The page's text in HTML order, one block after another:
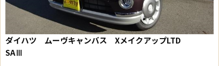
ダイハツ ムーヴキャンバス XメイクアップLTD
SAⅢ